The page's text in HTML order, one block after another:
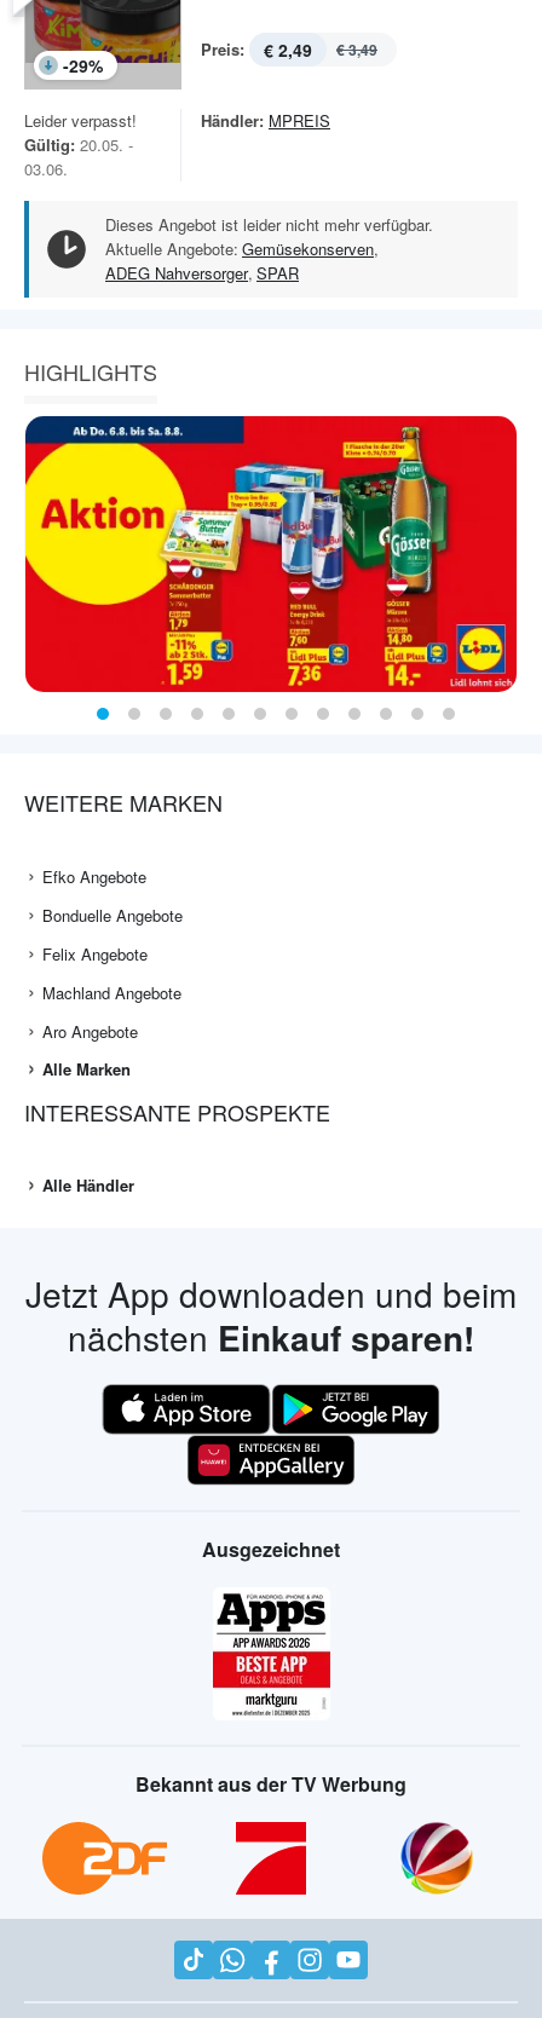
-29%
Preis: € 2,49 € 3,49
Leider verpasst!
Gültig: 20.05. -
03.06.
Händler: MPREIS
Dieses Angebot ist leider nicht mehr verfügbar.
Aktuelle Angebote: Gemüsekonserven,
ADEG Nahversorger, SPAR
HIGHLIGHTS
WEITERE MARKEN
Efko Angebote
Bonduelle Angebote
Felix Angebote
Machland Angebote
Aro Angebote
Alle Marken
INTERESSANTE PROSPEKTE
Alle Händler
Jetzt App downloaden und beim
nächsten Einkauf sparen!
Ausgezeichnet
Bekannt aus der TV Werbung